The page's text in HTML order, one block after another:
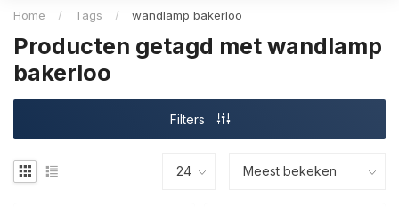
Home / Tags / wandlamp bakerloo
Producten getagd met wandlamp
bakerloo
Filters